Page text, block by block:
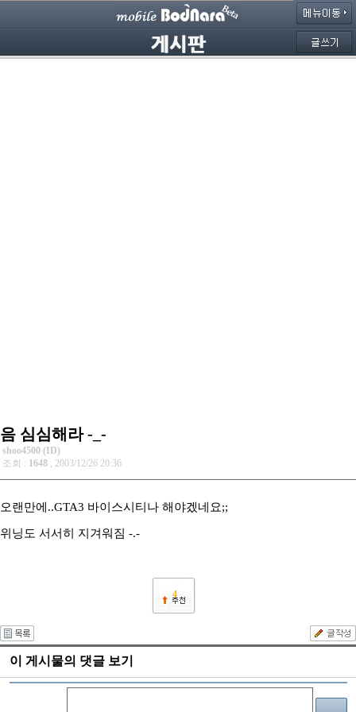
음 심심해라 -_-
shoo4500 (ID)
조회 : 1648 , 2003/12/26 20:36
오랜만에..GTA3 바이스시티나 해야겠네요;;
위닝도 서서히 지겨워짐 -.-
4
이 게시물의 댓글 보기